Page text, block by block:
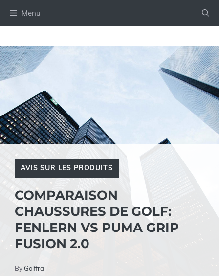
Menu
AVIS SUR LES PRODUITS
COMPARAISON
CHAUSSURES DE GOLF:
FENLERN VS PUMA GRIP
FUSION 2.0
ByGolffra